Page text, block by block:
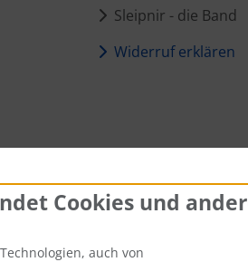
Sleipnir - die Band
Widerruf erklären
Cookies und
auch von